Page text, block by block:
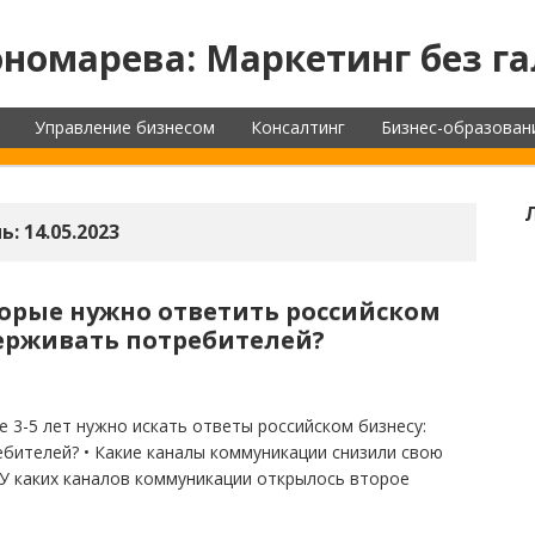
Маркетинг без
Управление бизнесом Консалтинг Бизнес-
14.05.2023
нужно ответить российском
потребителей?
5 лет нужно искать ответы российском бизнесу:
• Какие каналы коммуникации снизили свою
каналов коммуникации открылось второе